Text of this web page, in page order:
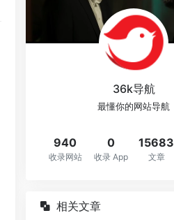
36k导航
最懂你的网站导航
940
收录网站
0
收录 App
15683
文章
相关文章